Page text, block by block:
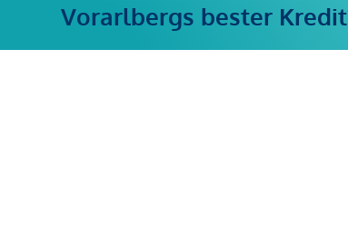
Vorarlbergs bester Kredit